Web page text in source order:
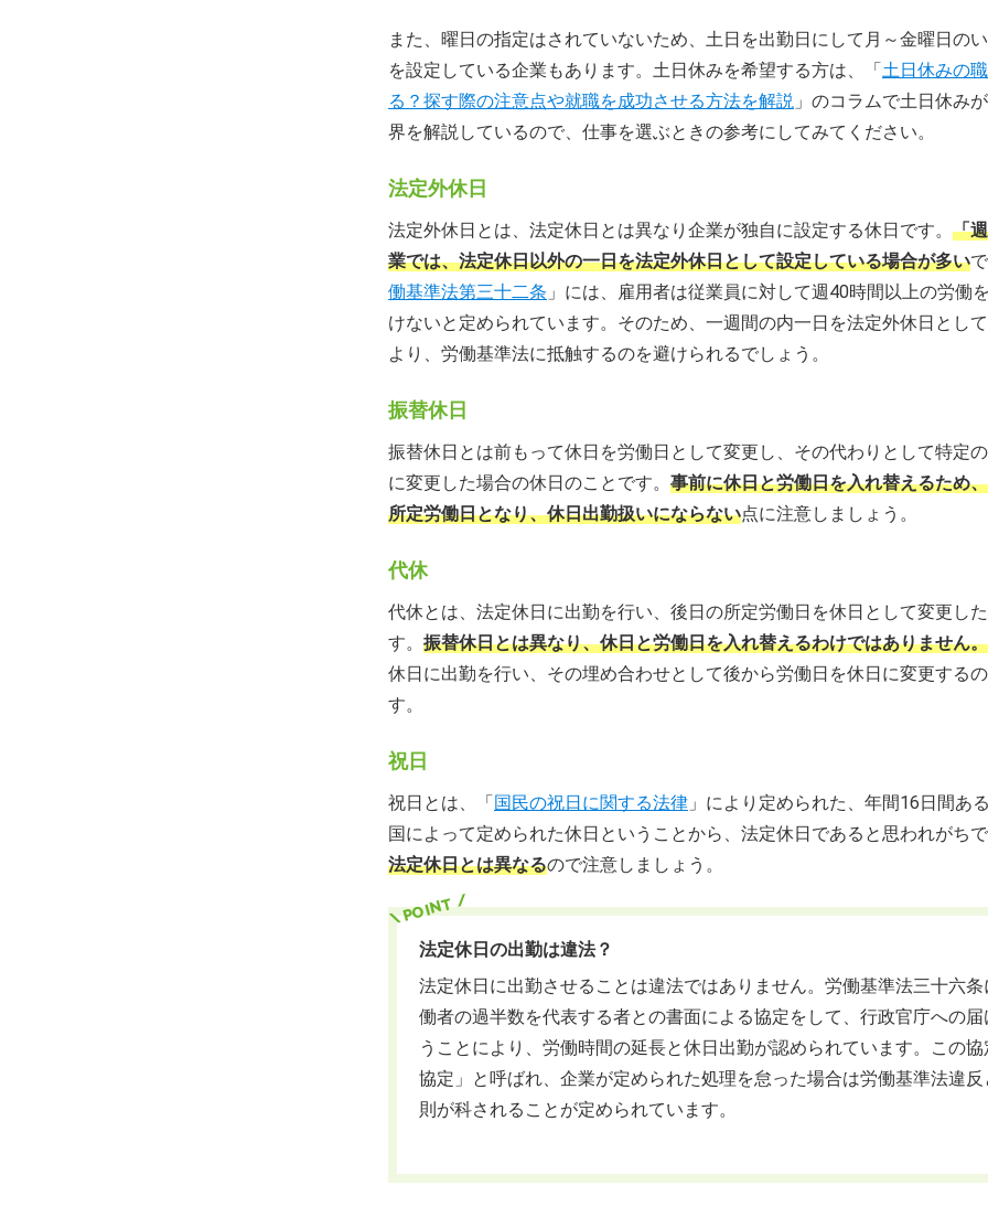
また、曜日の指定はされていないため、土日を出勤日にして月～金曜日の
を設定している企業もあります。土日休みを希望する方は、「土日休みの
る？探す際の注意点や就職を成功させる方法を解説 」のコラムで土日休み
界を解説しているので、仕事を選ぶときの参考にしてみてください。
法定外休日
法定外休日とは、法定休日とは異なり企業が独自に設定する休日です。 「
業では、法定休日以外の一日を法定外休日として設定している場合が多い
働基準法第三十二条 」には、雇用者は従業員に対して週40時間以上の労働
けないと定められています。そのため、一週間の内一日を法定外休日とし
より、労働基準法に抵触するのを避けられるでしょう。
振替休日
振替休日とは前もって休日を労働日として変更し、その代わりとして特定
に変更した場合の休日のことです。 事前に休日と労働日を入れ替えるため
所定労働日となり、休日出勤扱いにならない点に注意しましょう。
代休
代休とは、法定休日に出勤を行い、後日の所定労働日を休日として変更し
す。 振替休日とは異なり、休日と労働日を入れ替えるわけではありません。
休日に出勤を行い、その埋め合わせとして後から労働日を休日に変更する
す。
祝日
祝日とは、「国民の祝日に関する法律 」により定められた、年間16日間あ
国によって定められた休日ということから、法定休日であると思われがち
法定休日とは異なるので注意しましょう。
法定休日の出勤は違法？
法定休日に出勤させることは違法ではありません。労働基準法三十六
働者の過半数を代表する者との書面による協定をして、行政官庁への
うことにより、労働時間の延長と休日出勤が認められています。この
協定」と呼ばれ、企業が定められた処理を怠った場合は労働基準法違
則が科されることが定められています。